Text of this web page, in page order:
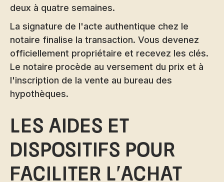
deux à quatre semaines.
La signature de l'acte authentique chez le
notaire finalise la transaction. Vous devenez
officiellement propriétaire et recevez les clés.
Le notaire procède au versement du prix et à
l'inscription de la vente au bureau des
hypothèques.
Les aides et
dispositifs pour
faciliter l'achat